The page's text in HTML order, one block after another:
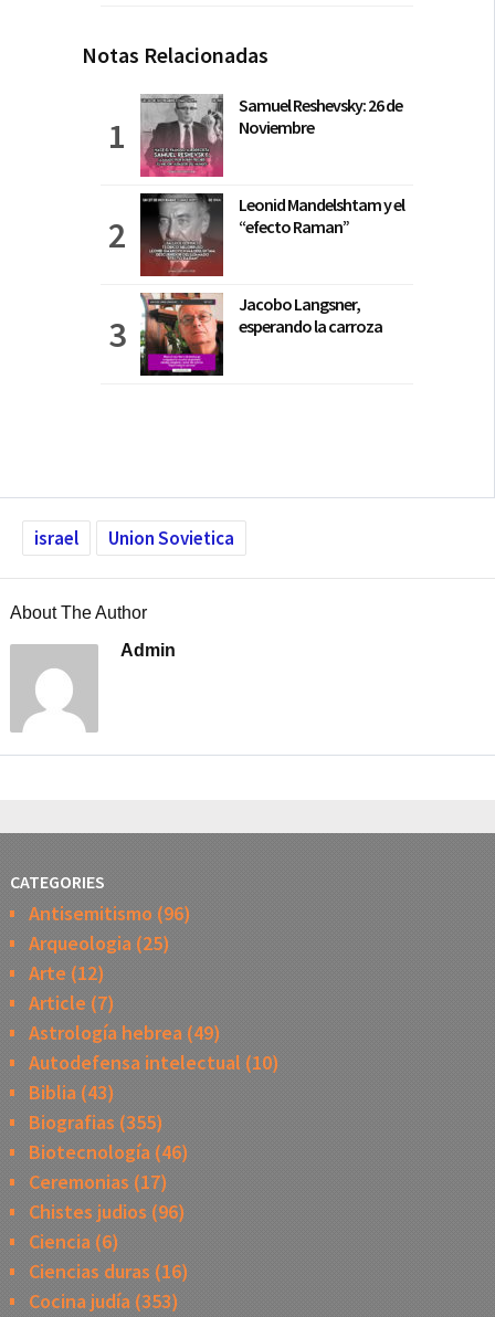
Notas Relacionadas
Samuel Reshevsky: 26 de
Noviembre
Leonid Mandelshtam y el
“efecto Raman”
Jacobo Langsner,
esperando la carroza
israel Union Sovietica
About The Author
Admin
CATEGORIES
Antisemitismo (96)
Arqueologia(25)
Arte (12)
Article (7)
Astrología hebrea(49)
Autodefensa intelectual (10)
Biblia(43)
Biografias (355)
Biotecnología(46)
Ceremonias (17)
Chistes judios (96)
Ciencia(6)
Ciencias duras (16)
Cocina judía(353)